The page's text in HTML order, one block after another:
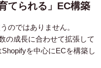
てられる」EC構築
のではありません。
の成長に合わせて拡張して
を中心にECを構築し